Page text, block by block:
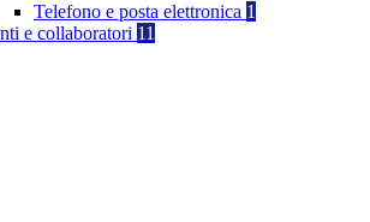
Telefono e posta elettronica 1
e collaboratori 11